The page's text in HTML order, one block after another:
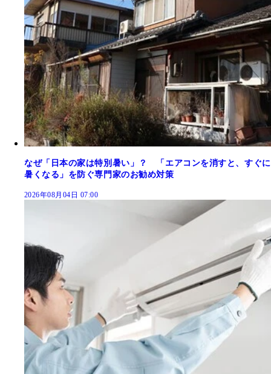
なぜ「日本の家は特別暑い」？ 「エアコンを消すと、すぐに
暑くなる」を防ぐ専門家のお勧め対策
2026年08月04日 07:00